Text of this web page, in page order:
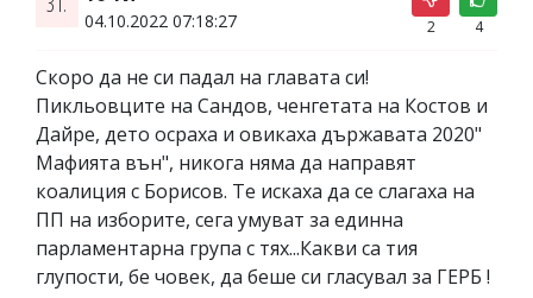
04.10.2022 07:18:27 2 4
Скоро да не си падал на главата си!
Пикльовците на Сандов, ченгетата на Костов и
Дайре, дето осраха и овикаха държавата 2020"
Мафията вън", никога няма да направят
коалиция с Борисов. Те искаха да се слагаха на
ПП на изборите, сега умуват за единна
парламентарна група с тях...Какви са тия
глупости, бе човек, да беше си гласувал за ГЕРБ !